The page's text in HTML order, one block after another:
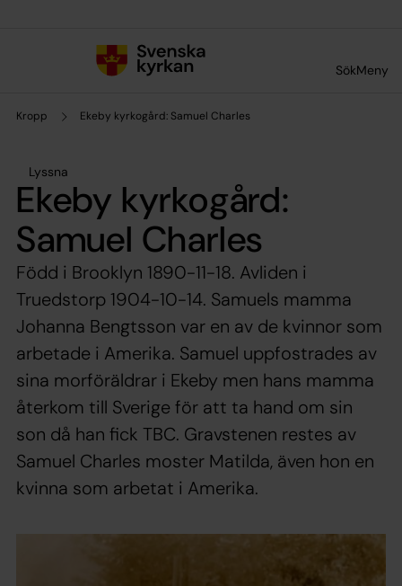
SökMeny
Kropp Ekeby kyrkogård: Samuel Charles
Lyssna
Ekeby kyrkogård:
Samuel Charles
Född i Brooklyn 1890-11-18. Avliden i
Truedstorp 1904-10-14. Samuels mamma
Johanna Bengtsson var en av de kvinnor som
arbetade i Amerika. Samuel uppfostrades av
sina morföräldrar i Ekeby men hans mamma
återkom till Sverige för att ta hand om sin
son då han fick TBC. Gravstenen restes av
Samuel Charles moster Matilda, även hon en
kvinna som arbetat i Amerika.